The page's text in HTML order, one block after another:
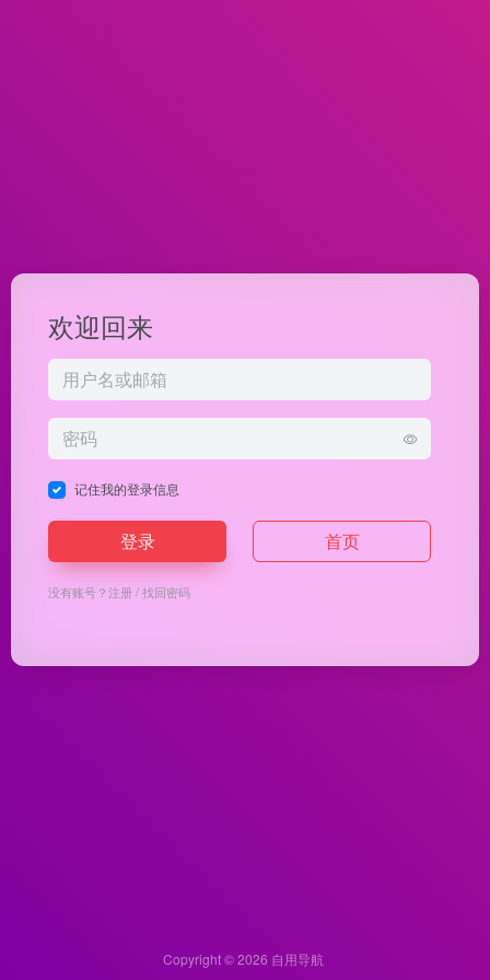
欢迎回来
记住我的登录信息
登录 首页
没有账号？注册/找回密码
Copyright © 2026 自用导航